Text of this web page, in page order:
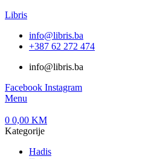
Libris
info@libris.ba
+387 62 272 474​
info@libris.ba
Facebook Instagram
Menu
0 0,00 KM
Kategorije
Hadis